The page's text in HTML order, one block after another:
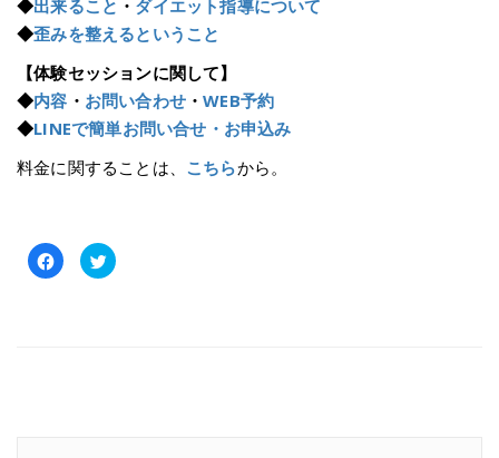
◆出来ること ・ ダイエット指導について
◆歪みを整えるということ
【体験セッションに関して】
◆内容 ・ お問い合わせ ・WEB予約
◆LINEで簡単お問い合せ・お申込み
料金に関することは、 こちらから。
Facebook
で
ク
リ